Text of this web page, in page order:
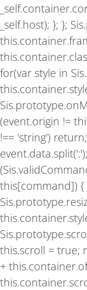
_self.host); }; };
for(var style in
(event.origin !=
!== 'string')
this[command]) {
this.scroll = true;
+